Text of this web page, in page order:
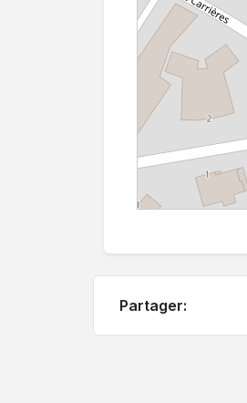
Partager: